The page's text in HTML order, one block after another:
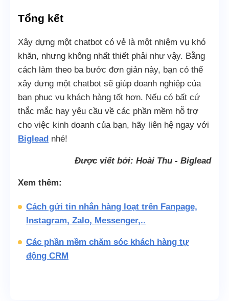
Tổng kết
Xây dựng một chatbot có vẻ là một nhiệm vụ khó
khăn, nhưng không nhất thiết phải như vậy. Bằng
cách làm theo ba bước đơn giản này, bạn có thể
xây dựng một chatbot sẽ giúp doanh nghiệp của
bạn phục vụ khách hàng tốt hơn. Nếu có bất cứ
thắc mắc hay yêu cầu về các phần mềm hỗ trợ
cho việc kinh doanh của bạn, hãy liên hệ ngay với
Biglead nhé!
Được viết bởi: Hoài Thu - Biglead
Xem thêm:
Cách gửi tin nhắn hàng loạt trên Fanpage,
Instagram, Zalo, Messenger,..
Các phần mềm chăm sóc khách hàng tự
động CRM